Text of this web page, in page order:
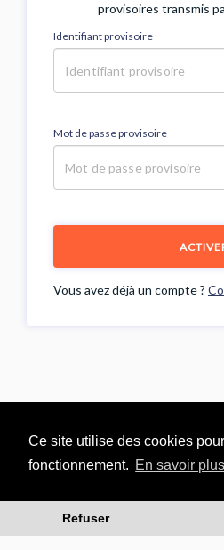
Ce site utilise des cookies
fonctionnement. En savoir plus
Refuser
provisoires transmis
Identifiant provisoire
Mot de passe provisoire
Vous avez déjà un compte ?